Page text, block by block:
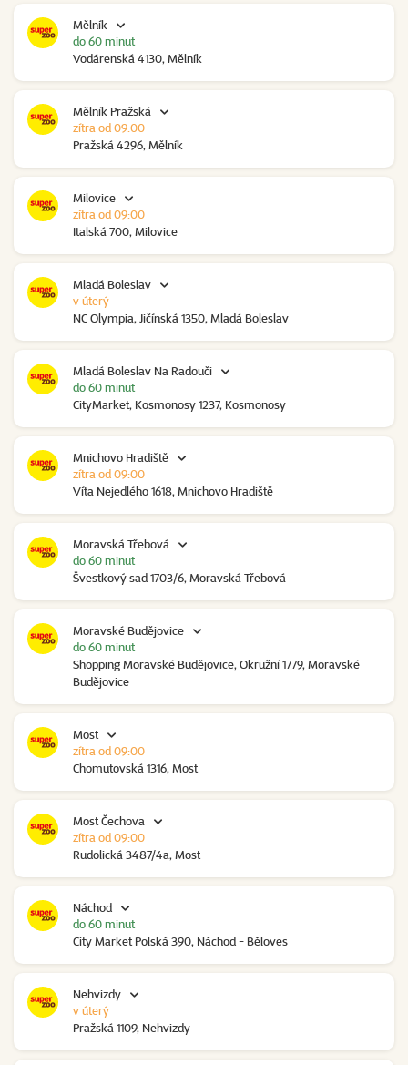
Mělník
Vodárenská 4130, Mělník
do 60 minut
Mělník Pražská
Pražská 4296, Mělník
zítra od 09:00
Milovice
Italská 700, Milovice
zítra od 09:00
Mladá Boleslav
NC Olympia, Jičínská 1350, Mladá Boleslav
v úterý
Mladá Boleslav Na Radouči
CityMarket, Kosmonosy 1237, Kosmonosy
do 60 minut
Mnichovo Hradiště
Víta Nejedlého 1618, Mnichovo Hradiště
zítra od 09:00
Moravská Třebová
Švestkový sad 1703/6, Moravská Třebová
do 60 minut
Moravské Budějovice
Shopping Moravské Budějovice, Okružní 1779, Moravské
Budějovice
do 60 minut
Most
Chomutovská 1316, Most
zítra od 09:00
Most Čechova
Rudolická 3487/4a, Most
zítra od 09:00
Náchod
City Market Polská 390, Náchod - Běloves
do 60 minut
Nehvizdy
Pražská 1109, Nehvizdy
v úterý